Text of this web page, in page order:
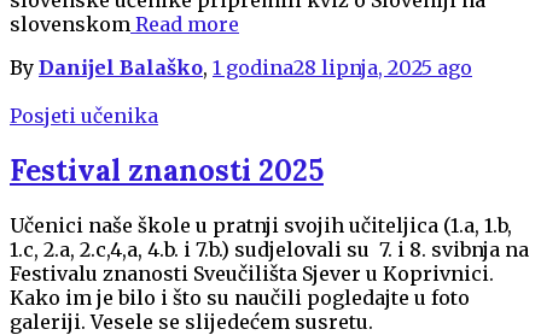
slovenskom Read more
By Danijel Balaško, 1 godina28 lipnja, 2025 ago
Posjeti učenika
Festival znanosti 2025
Učenici naše škole u pratnji svojih učiteljica (1.a, 1.b,
1.c, 2.a, 2.c,4,a, 4.b. i 7.b.) sudjelovali su 7. i 8. svibnja na
Festivalu znanosti Sveučilišta Sjever u Koprivnici.
Kako im je bilo i što su naučili pogledajte u foto
galeriji. Vesele se slijedećem susretu.